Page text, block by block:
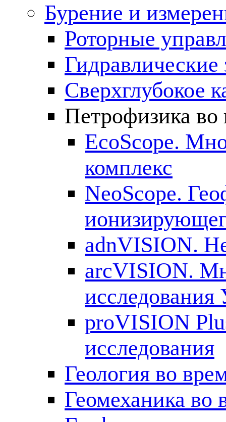
Бурение и
Роторные
Сверхглубокое
Петрофизика во
EcoScope.
комплекс
NeoScope.
adnVISION.
arcVISION.
proVISION
исследования
Геология во
Геомеханика во